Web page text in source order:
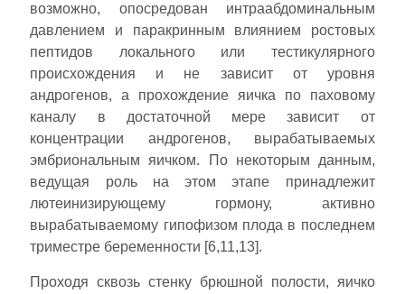
возможно, опосредован интраабдоминальным
давлением и паракринным влиянием ростовых
пептидов локального или тестикулярного
происхождения и не зависит от уровня
андрогенов, а прохождение яичка по паховому
каналу в достаточной мере зависит от
концентрации андрогенов, вырабатываемых
эмбриональным яичком. По некоторым данным,
ведущая роль на этом этапе принадлежит
лютеинизирующему гормону, активно
вырабатываемому гипофизом плода в последнем
триместре беременности [6,11,13].
Проходя сквозь стенку брюшной полости, яичко